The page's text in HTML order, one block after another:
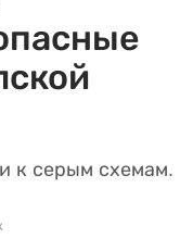
к серым схемам.